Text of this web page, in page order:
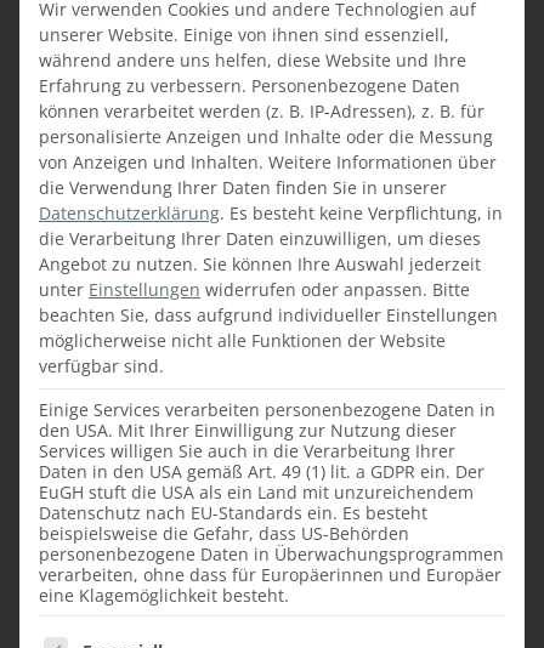
Bewerbung mit allen Unterlagen bitte per
Mail an:
office@faustmann-moebel.at
JETZT BEWERBUNGSUNTERLAGEN
Wir verwenden Cookies und andere Technologien auf
unserer Website. Einige von ihnen sind essenziell,
während andere uns helfen, diese Website und Ihre
Erfahrung zu verbessern. Personenbezogene Daten
können verarbeitet werden (z. B. IP-Adressen), z. B. für
personalisierte Anzeigen und Inhalte oder die Messung
von Anzeigen und Inhalten. Weitere Informationen über
die Verwendung Ihrer Daten finden Sie in unserer
Datenschutzerklärung. Es besteht keine Verpflichtung, in
die Verarbeitung Ihrer Daten einzuwilligen, um dieses
Angebot zu nutzen. Sie können Ihre Auswahl jederzeit
unter Einstellungen widerrufen oder anpassen. Bitte
beachten Sie, dass aufgrund individueller Einstellungen
möglicherweise nicht alle Funktionen der Website
verfügbar sind.
Einige Services verarbeiten personenbezogene Daten in
den USA. Mit Ihrer Einwilligung zur Nutzung dieser
Services willigen Sie auch in die Verarbeitung Ihrer
Daten in den USA gemäß Art. 49 (1) lit. a GDPR ein. Der
EuGH stuft die USA als ein Land mit unzureichendem
Datenschutz nach EU-Standards ein. Es besteht
beispielsweise die Gefahr, dass US-Behörden
personenbezogene Daten in Überwachungsprogrammen
verarbeiten, ohne dass für Europäerinnen und Europäer
eine Klagemöglichkeit besteht.